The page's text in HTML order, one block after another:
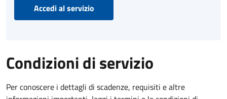
Accedi al servizio
Condizioni di servizio
Per conoscere i dettagli di scadenze, requisiti e altre